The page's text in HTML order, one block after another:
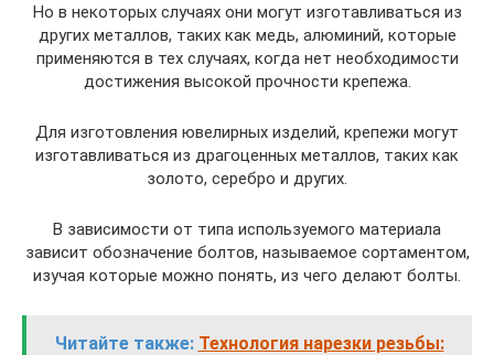
Но в некоторых случаях они могут изготавливаться из
других металлов, таких как медь, алюминий, которые
применяются в тех случаях, когда нет необходимости
достижения высокой прочности крепежа.
Для изготовления ювелирных изделий, крепежи могут
изготавливаться из драгоценных металлов, таких как
золото, серебро и других.
В зависимости от типа используемого материала
зависит обозначение болтов, называемое сортаментом,
изучая которые можно понять, из чего делают болты.
Читайте также: Технология нарезки резьбы: